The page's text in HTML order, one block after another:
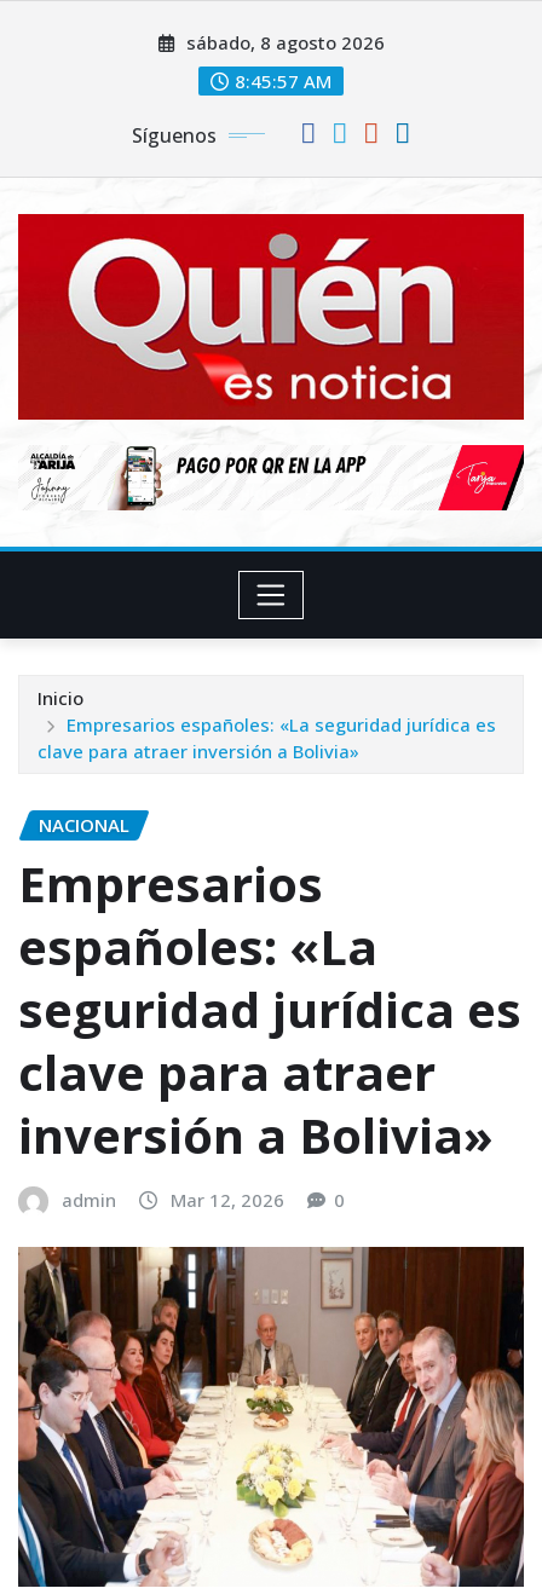
sábado, 8 agosto 2026
8:45:58 AM
Síguenos
Inicio
Empresarios españoles: «La seguridad jurídica es
clave para atraer inversión a Bolivia»
NACIONAL
Empresarios
españoles: «La
seguridad jurídica es
clave para atraer
inversión a Bolivia»
admin Mar 12, 2026 0